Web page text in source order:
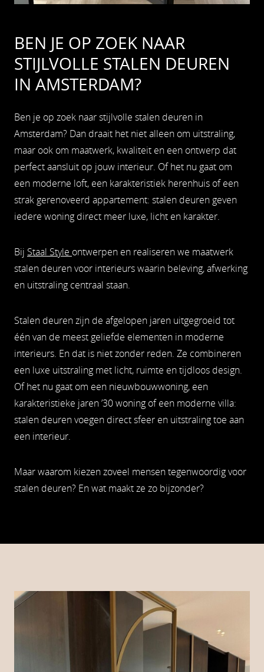
BEN JE OP ZOEK NAAR
STIJLVOLLE STALEN DEUREN
IN AMSTERDAM?
Ben je op zoek naar stijlvolle stalen deuren in
Amsterdam? Dan draait het niet alleen om uitstraling,
maar ook om maatwerk, kwaliteit en een ontwerp dat
perfect aansluit op jouw interieur. Of het nu gaat om
een moderne loft, een karakteristiek herenhuis of een
strak gerenoveerd appartement: stalen deuren geven
iedere woning direct meer luxe, licht en karakter.
Bij Staal Style ontwerpen en realiseren we maatwerk
stalen deuren voor interieurs waarin beleving, afwerking
en uitstraling centraal staan.
Stalen deuren zijn de afgelopen jaren uitgegroeid tot
één van de meest geliefde elementen in moderne
interieurs. En dat is niet zonder reden. Ze combineren
een luxe uitstraling met licht, ruimte en tijdloos design.
Of het nu gaat om een nieuwbouwwoning, een
karakteristieke jaren ’30 woning of een moderne villa:
stalen deuren voegen direct sfeer en uitstraling toe aan
een interieur.
Maar waarom kiezen zoveel mensen tegenwoordig voor
stalen deuren? En wat maakt ze zo bijzonder?